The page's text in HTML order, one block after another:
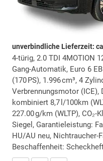
unverbindliche Lieferzeit:
4-türig, 2.0 TDI 4MOTION
Gang-Automatik, Euro 6
(170 PS), 1.996 cm³, 4
Verbrennungsmotor
kombiniert 8,7 l/100km
227.00 g/km (WLTP), CO₂-
Siegel, Garantieleistung:
HU/AU neu, Nichtraucher-
Beschaffenheit: